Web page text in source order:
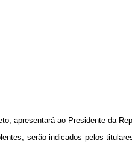
apresentará ao Presidente da
serão indicados pelos